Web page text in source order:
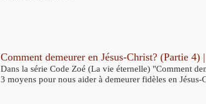
Comment demeurer en Jésus-Christ? (Partie 4) |
Dans la série Code Zoé (La vie éternelle) "Comment
3 moyens pour nous aider à demeurer fidèles en